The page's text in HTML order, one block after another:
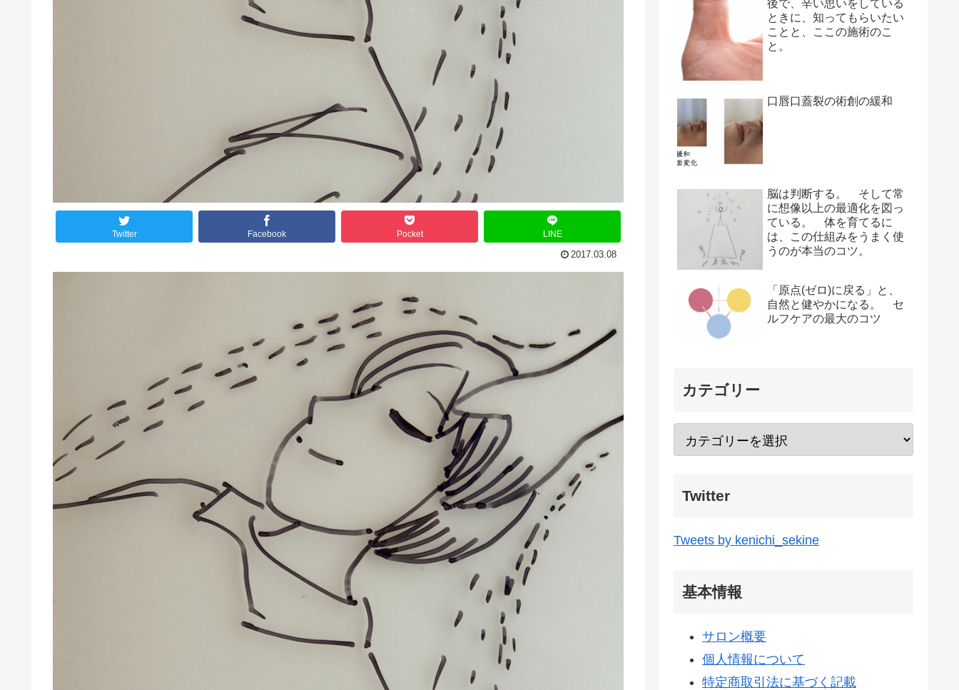
Twitter Facebook Pocket LINE
2017.03.08
後で、辛い思いをしている
ときに、知ってもらいたい
ことと、ここの施術のこ
と。
口唇口蓋裂の術創の緩和
脳は判断する。 そして常
に想像以上の最適化を図っ
ている。 体を育てるに
は、この仕組みをうまく使
うのが本当のコツ。
「原点(ゼロ)に戻る」と、
自然と健やかになる。 セ
ルフケアの最大のコツ
カテゴリー
Twitter
Tweets by kenichi_sekine
基本情報
サロン概要
個人情報について
特定商取引法に基づく記載